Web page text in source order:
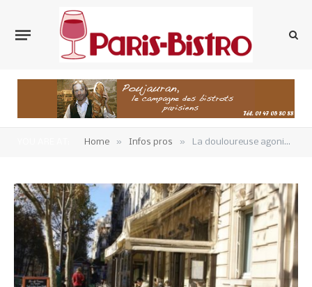
Home » Infos pros » La douloureuse agonie des terrasses chauffées